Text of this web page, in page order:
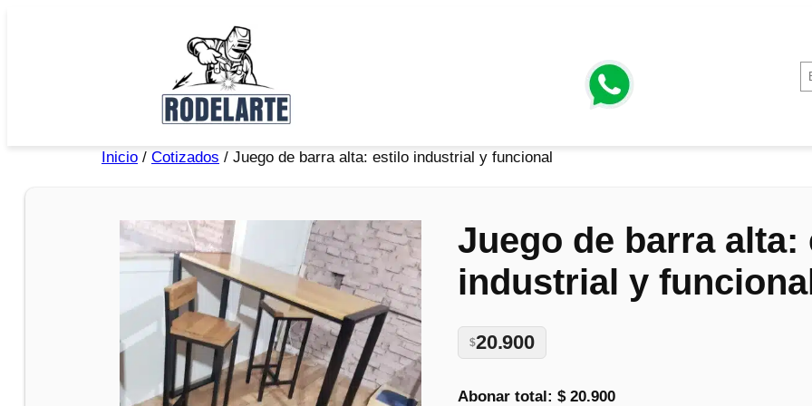
Inicio / Cotizados / Juego de barra alta: estilo industrial y funcional
Juego de barra alta:
industrial y
$20.900
Abonar total:$ 20.900